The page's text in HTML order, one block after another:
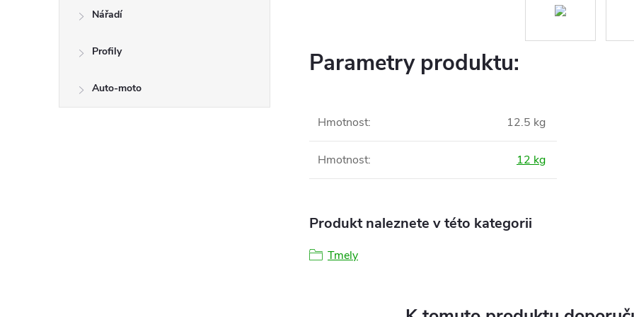
Nářadí
Profily
Auto-moto
Parametry produktu:
Hmotnost: 12.5 kg
Hmotnost: 12 kg
Produkt naleznete v této kategorii
Tmely